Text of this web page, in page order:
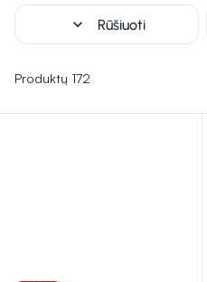
rūpinasi odos maitinimu. Lūpų
paryškinti lūpų kontūrą
balzamai ir pieštukai užtikrins,
expand_more Rūšiuoti
Produktų 172